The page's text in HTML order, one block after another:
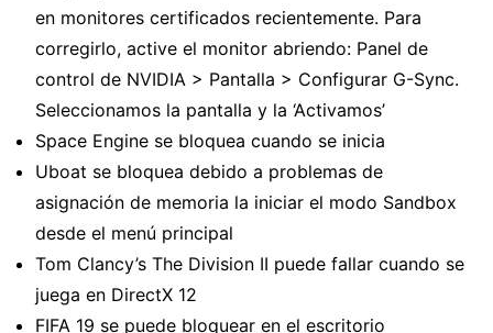
en monitores certificados recientemente. Para
corregirlo, active el monitor abriendo: Panel de
control de NVIDIA > Pantalla > Configurar G-Sync.
Seleccionamos la pantalla y la ‘Activamos’
Space Engine se bloquea cuando se inicia
Uboat se bloquea debido a problemas de
asignación de memoria la iniciar el modo Sandbox
desde el menú principal
Tom Clancy’s The Division II puede fallar cuando se
juega en DirectX 12
FIFA 19 se puede bloquear en el escritorio